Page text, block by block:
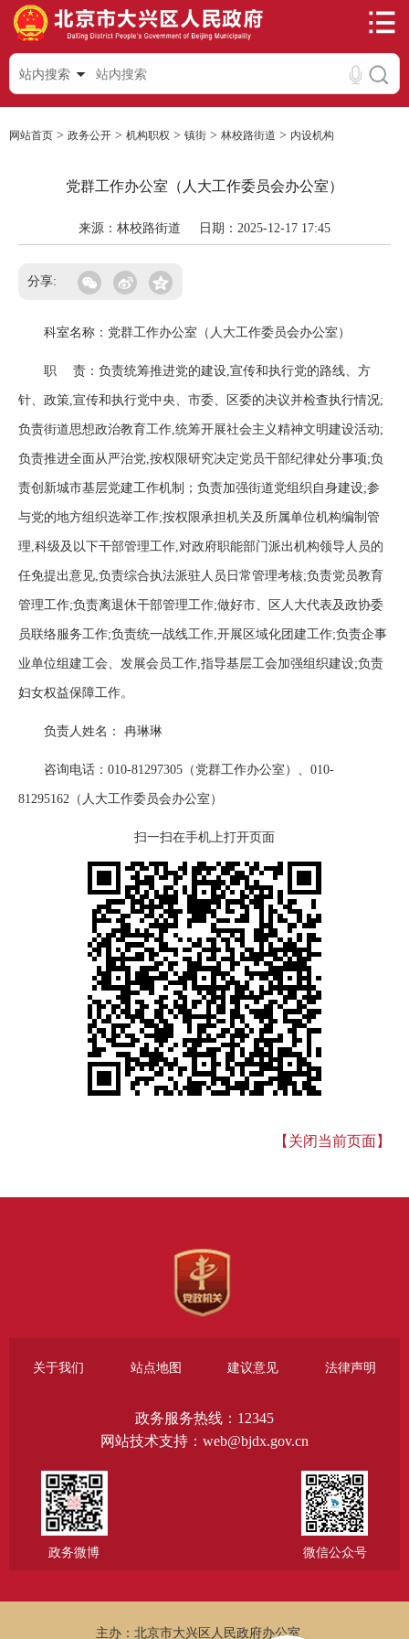
站内搜索
网站首页 > 政务公开 > 机构职权 > 镇街 > 林校路街道 > 内设机构
党群工作办公室（人大工作委员会办公室）
来源：林校路街道 日期：2025-12-17 17:45
分享:
科室名称：党群工作办公室（人大工作委员会办公室）
职 责：负责统筹推进党的建设,宣传和执行党的路线、方
针、政策,宣传和执行党中央、市委、区委的决议并检查执行情况;
负责街道思想政治教育工作,统筹开展社会主义精神文明建设活动;
负责推进全面从严治党,按权限研究决定党员干部纪律处分事项;负
责创新城市基层党建工作机制；负责加强街道党组织自身建设;参
与党的地方组织选举工作;按权限承担机关及所属单位机构编制管
理,科级及以下干部管理工作,对政府职能部门派出机构领导人员的
任免提出意见,负责综合执法派驻人员日常管理考核;负责党员教育
管理工作;负责离退休干部管理工作;做好市、区人大代表及政协委
员联络服务工作;负责统一战线工作,开展区域化团建工作;负责企事
业单位组建工会、发展会员工作,指导基层工会加强组织建设;负责
妇女权益保障工作。
负责人姓名： 冉琳琳
咨询电话：010-81297305（党群工作办公室）、010-
81295162（人大工作委员会办公室）
扫一扫在手机上打开页面
【关闭当前页面】
关于我们 站点地图 建议意见 法律声明
政务服务热线：12345
网站技术支持：web@bjdx.gov.cn
政务微博 微信公众号
主办：北京市大兴区人民政府办公室